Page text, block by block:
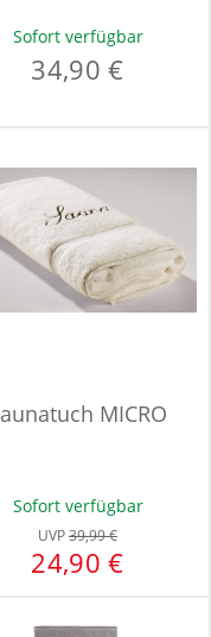
Sofort verfügbar
34,90 €
MICRO
Sofort verfügbar
UVP39,99 €
24,90 €